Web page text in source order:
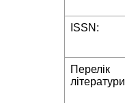
ISSN:
Перелік
літератури